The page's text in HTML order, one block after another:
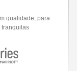
qualidade, para
tranquilas